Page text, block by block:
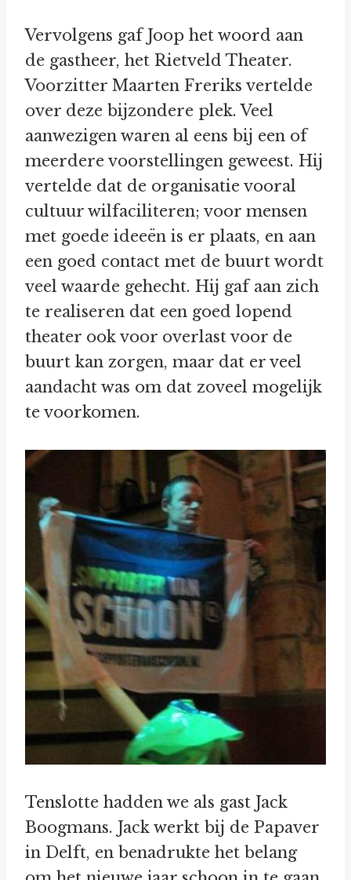
Vervolgens gaf Joop het woord aan
de gastheer, het Rietveld Theater.
Voorzitter Maarten Freriks vertelde
over deze bijzondere plek. Veel
aanwezigen waren al eens bij een of
meerdere voorstellingen geweest. Hij
vertelde dat de organisatie vooral
cultuur wilfaciliteren; voor mensen
met goede ideeën is er plaats, en aan
een goed contact met de buurt wordt
veel waarde gehecht. Hij gaf aan zich
te realiseren dat een goed lopend
theater ook voor overlast voor de
buurt kan zorgen, maar dat er veel
aandacht was om dat zoveel mogelijk
te voorkomen.
Tenslotte hadden we als gast Jack
Boogmans. Jack werkt bij de Papaver
in Delft, en benadrukte het belang